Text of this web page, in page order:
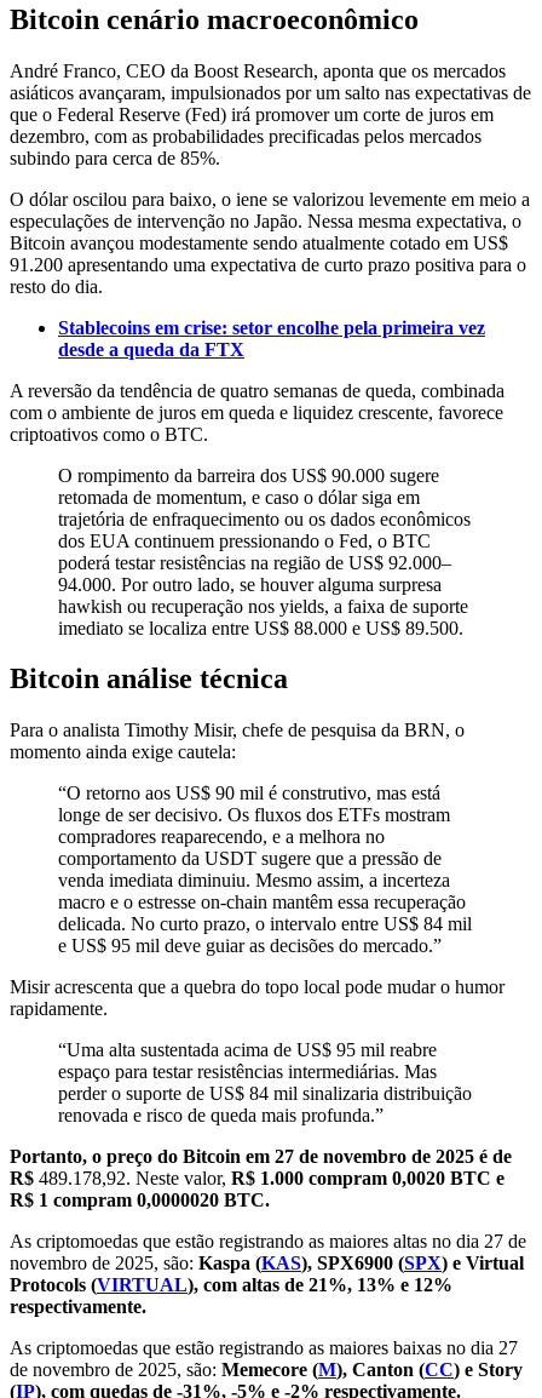
Bitcoin cenário macroeconômico
André Franco, CEO da Boost Research, aponta que os mercados
asiáticos avançaram, impulsionados por um salto nas expectativas de
que o Federal Reserve (Fed) irá promover um corte de juros em
dezembro, com as probabilidades precificadas pelos mercados
subindo para cerca de 85%.
O dólar oscilou para baixo, o iene se valorizou levemente em meio a
especulações de intervenção no Japão. Nessa mesma expectativa, o
Bitcoin avançou modestamente sendo atualmente cotado em US$
91.200 apresentando uma expectativa de curto prazo positiva para o
resto do dia.
Stablecoins em crise: setor encolhe pela primeira vez
desde a queda da FTX
A reversão da tendência de quatro semanas de queda, combinada
com o ambiente de juros em queda e liquidez crescente, favorece
criptoativos como o BTC.
O rompimento da barreira dos US$ 90.000 sugere
retomada de momentum, e caso o dólar siga em
trajetória de enfraquecimento ou os dados econômicos
dos EUA continuem pressionando o Fed, o BTC
poderá testar resistências na região de US$ 92.000–
94.000. Por outro lado, se houver alguma surpresa
hawkish ou recuperação nos yields, a faixa de suporte
imediato se localiza entre US$ 88.000 e US$ 89.500.
Bitcoin análise técnica
Para o analista Timothy Misir, chefe de pesquisa da BRN, o
momento ainda exige cautela:
“O retorno aos US$ 90 mil é construtivo, mas está
longe de ser decisivo. Os fluxos dos ETFs mostram
compradores reaparecendo, e a melhora no
comportamento da USDT sugere que a pressão de
venda imediata diminuiu. Mesmo assim, a incerteza
macro e o estresse on-chain mantêm essa recuperação
delicada. No curto prazo, o intervalo entre US$ 84 mil
e US$ 95 mil deve guiar as decisões do mercado.”
Misir acrescenta que a quebra do topo local pode mudar o humor
rapidamente.
“Uma alta sustentada acima de US$ 95 mil reabre
espaço para testar resistências intermediárias. Mas
perder o suporte de US$ 84 mil sinalizaria distribuição
renovada e risco de queda mais profunda.”
Portanto, o preço do Bitcoin em 27 de novembro de 2025 é de
R$ 489.178,92. Neste valor, R$ 1.000 compram 0,0020 BTC e
R$ 1 compram 0,0000020 BTC.
As criptomoedas que estão registrando as maiores altas no dia 27 de
novembro de 2025, são: Kaspa (KAS), SPX6900 (SPX) e Virtual
Protocols (VIRTUAL), com altas de 21%, 13% e 12%
respectivamente.
As criptomoedas que estão registrando as maiores baixas no dia 27
de novembro de 2025, são: Memecore (M), Canton (CC) e Story
(IP), com quedas de -31%, -5% e -2% respectivamente.